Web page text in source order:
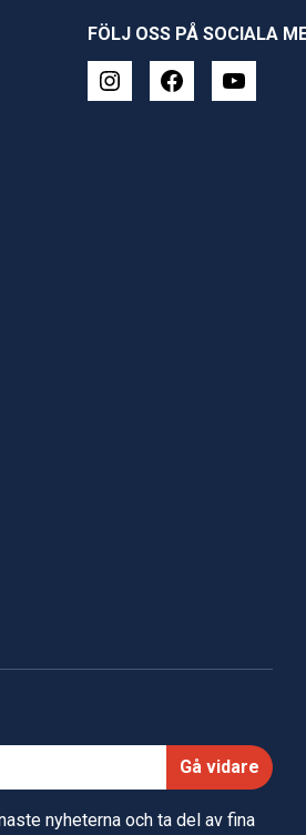
FÖLJ OSS PÅ SOCIALA
Gå vidare
nyheterna och ta del av fina